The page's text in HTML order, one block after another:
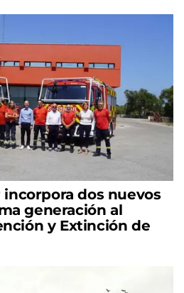
incorpora dos nuevos
generación al
y Extinción de